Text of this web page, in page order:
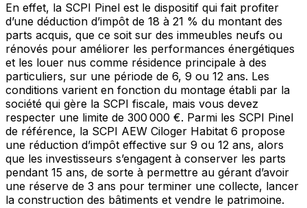
En effet, la SCPI Pinel est le dispositif qui fait profiter
d’une déduction d’impôt de 18 à 21 % du montant des
parts acquis, que ce soit sur des immeubles neufs ou
rénovés pour améliorer les performances énergétiques
et les louer nus comme résidence principale à des
particuliers, sur une période de 6, 9 ou 12 ans. Les
conditions varient en fonction du montage établi par la
société qui gère la SCPI fiscale, mais vous devez
respecter une limite de 300 000 €. Parmi les SCPI Pinel
de référence, la SCPI AEW Ciloger Habitat 6 propose
une réduction d’impôt effective sur 9 ou 12 ans, alors
que les investisseurs s’engagent à conserver les parts
pendant 15 ans, de sorte à permettre au gérant d’avoir
une réserve de 3 ans pour terminer une collecte, lancer
la construction des bâtiments et vendre le patrimoine.